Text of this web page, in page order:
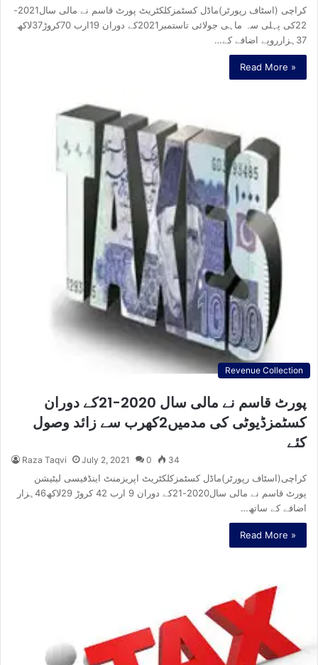
کراچی (اسٹاف رپورٹر)ماڈل کسٹمزکلکٹریٹ پورٹ قاسم نے مالی سال2021-
22کی پہلی سہ ماہی جولائی تاستمبر2021کے دوران 19ارب 70کروڑ37لاکھ
37ہزارروپے اضافے کے…
Read More »
Revenue Collection
پورٹ قاسم نے مالی سال 2020-21کے دوران
کسٹمزڈیوٹی کی مدمیں2کھرب سے زائد وصول
کئے
Raza Taqvi July 2, 2021 0 34
کراچی(اسٹاف رپورٹر)ماڈل کسٹمزکلکٹریٹ اپریزمنٹ اینڈفیسی لیٹیشن
پورٹ قاسم نے مالی سال2020-21کے دوران 9 ارب 42 کروڑ 29لاکھ46ہزار
اضافے کے ساتھ…
Read More »